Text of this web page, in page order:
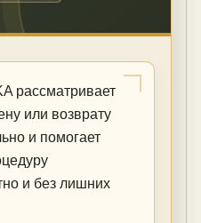
рассматривает
или возврату
и помогает
и без лишних